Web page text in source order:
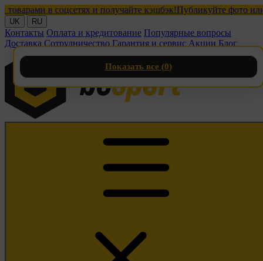
в соцсетях и получайте кэшбэк!Публикуйте фото или
UK RU
Контакты Оплата и кредитование Популярные вопросы
Доставка Сотрудничество Гарантия и сервис Акции Блог
Показать все (0)